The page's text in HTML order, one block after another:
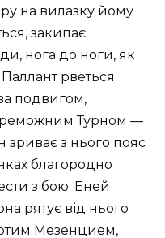
на вилазку йому
закипає
нога до ноги, як
рветься
подвигом,
Турном —
зриває з нього пояс
благородно
з бою. Еней
рятує від нього
Мезенцием,